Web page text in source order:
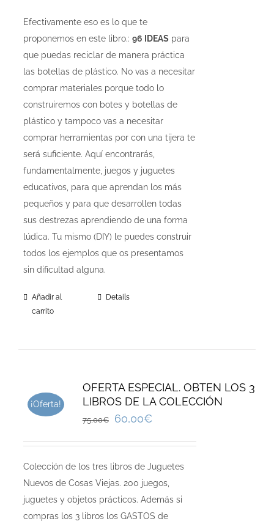
Efectivamente eso es lo que te
proponemos en este libro.: 96 IDEAS para
que puedas reciclar de manera práctica
las botellas de plástico. No vas a necesitar
comprar materiales porque todo lo
construiremos con botes y botellas de
plástico y tampoco vas a necesitar
comprar herramientas por con una tijera te
será suficiente. Aquí encontrarás,
fundamentalmente, juegos y juguetes
educativos, para que aprendan los más
pequeños y para que desarrollen todas
sus destrezas aprendiendo de una forma
lúdica. Tu mismo (DIY) le puedes construir
todos los ejemplos que os presentamos
sin dificultad alguna.
Añadir al
carrito
Details
¡Oferta!
OFERTA ESPECIAL. OBTEN LOS 3
LIBROS DE LA COLECCIÓN
75,00€ 60,00€
Colección de los tres libros de Juguetes
Nuevos de Cosas Viejas. 200 juegos,
juguetes y objetos prácticos. Además si
compras los 3 libros los GASTOS de